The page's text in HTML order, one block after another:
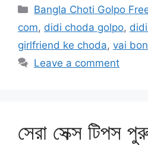
Categories
Bangla Choti Golpo
com, didi choda golpo,
girlfriend ke choda, vai
Leave a comment
সেরা সেক্স টিপস